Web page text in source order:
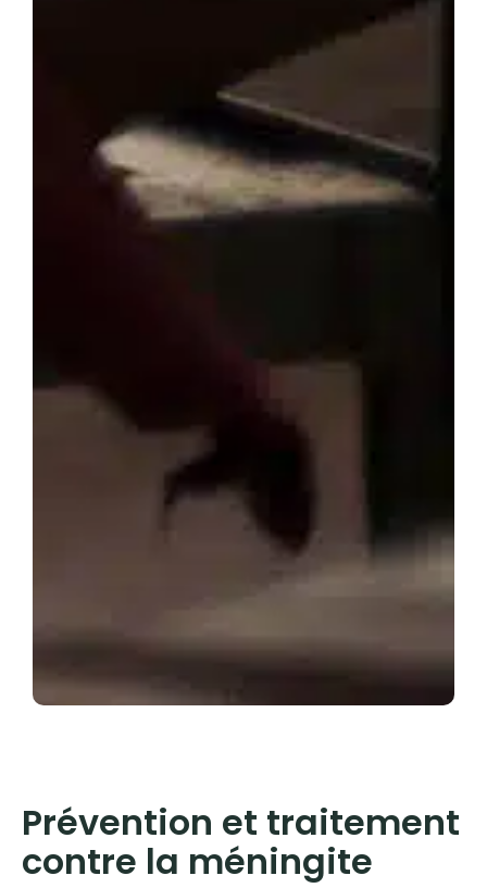
Prévention et traitement
contre la méningite